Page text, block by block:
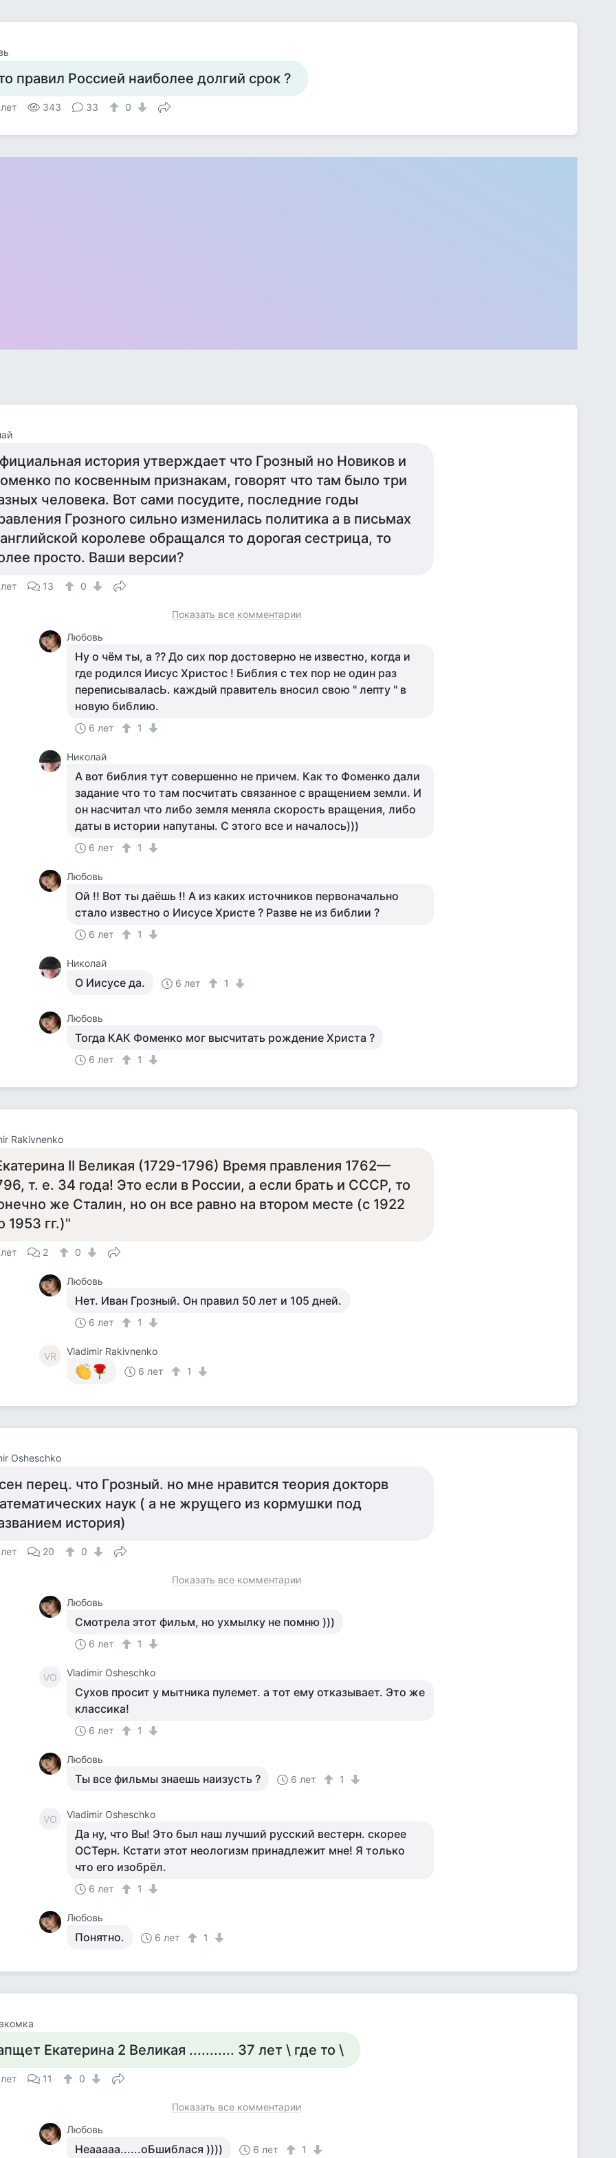
правил Россией наиболее долгий срок ?
343 33 0
история утверждает что Грозный но Новиков и
по косвенным признакам, говорят что там было три
человека. Вот сами посудите, последние годы
Грозного сильно изменилась политика а в письмах
королеве обращался то дорогая сестрица, то
просто. Ваши версии?
13 0
Показать все комментарии
Любовь
Ну о чём ты, а ?? До сих пор достоверно не известно, когда и
где родился Иисус Христос ! Библия с тех пор не один раз
переписываласЬ. каждый правитель вносил свою " лепту " в
новую библию.
6 лет 1
Николай
А вот библия тут совершенно не причем. Как то Фоменко дали
задание что то там посчитать связанное с вращением земли. И
он насчитал что либо земля меняла скорость вращения, либо
даты в истории напутаны. С этого все и началось)))
6 лет 1
Любовь
Ой !! Вот ты даёшь !! А из каких источников первоначально
стало известно о Иисусе Христе ? Разве не из библии ?
6 лет 1
Николай
О Иисусе да. 6 лет 1
Любовь
Тогда КАК Фоменко мог высчитать рождение Христа ?
6 лет 1
Rakivnenko
II Великая (1729-1796) Время правления 1762—
т. е. 34 года! Это если в России, а если брать и СССР, то
же Сталин, но он все равно на втором месте (с 1922
1953 гг.)"
2 0
Любовь
Нет. Иван Грозный. Он правил 50 лет и 105 дней.
6 лет 1
VR
Vladimir Rakivnenko
6 лет
1
Osheschko
перец. что Грозный. но мне нравится теория докторв
наук ( а не жрущего из кормушки под
история)
20 0
Показать все комментарии
Любовь
Смотрела этот фильм, но ухмылку не помню )))
6 лет 1
VO Vladimir Osheschko
Сухов просит у мытника пулемет. а тот ему отказывает. Это же
классика!
6 лет 1
Любовь
Ты все фильмы знаешь наизусть ? 6 лет 1
VO Vladimir Osheschko
Да ну, что Вы! Это был наш лучший русский вестерн. скорее
ОСТерн. Кстати этот неологизм принадлежит мне! Я только
что его изобрёл.
6 лет 1
Любовь
Понятно. 6 лет 1
Екатерина 2 Великая ........... 37 лет \ где то \
11 0
Показать все комментарии
Любовь
Неааааа......оБшиблася )))) 6 лет 1